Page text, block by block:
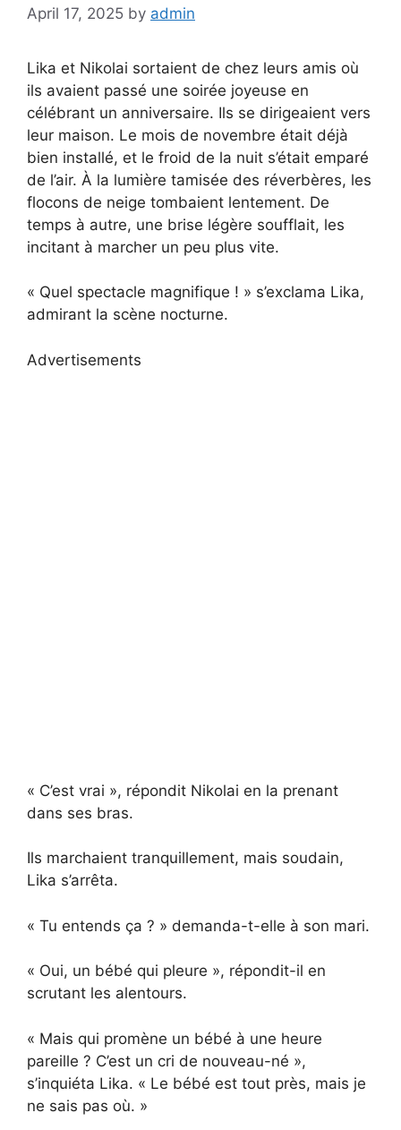
April 17, 2025 by admin
Lika et Nikolai sortaient de chez leurs amis où
ils avaient passé une soirée joyeuse en
célébrant un anniversaire. Ils se dirigeaient vers
leur maison. Le mois de novembre était déjà
bien installé, et le froid de la nuit s’était emparé
de l’air. À la lumière tamisée des réverbères, les
flocons de neige tombaient lentement. De
temps à autre, une brise légère soufflait, les
incitant à marcher un peu plus vite.
« Quel spectacle magnifique ! » s’exclama Lika,
admirant la scène nocturne.
Advertisements
« C’est vrai », répondit Nikolai en la prenant
dans ses bras.
Ils marchaient tranquillement, mais soudain,
Lika s’arrêta.
« Tu entends ça ? » demanda-t-elle à son mari.
« Oui, un bébé qui pleure », répondit-il en
scrutant les alentours.
« Mais qui promène un bébé à une heure
pareille ? C’est un cri de nouveau-né »,
s’inquiéta Lika. « Le bébé est tout près, mais je
ne sais pas où. »